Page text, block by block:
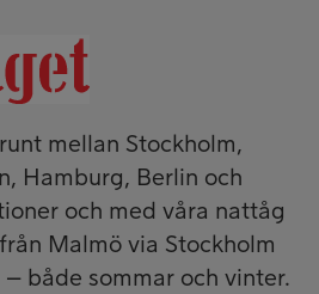
mellan Stockholm,
Hamburg, Berlin och
och med våra nattåg
Malmö via Stockholm
både sommar och vinter.